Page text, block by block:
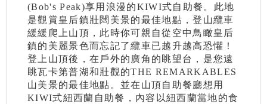
(Bob's Peak)享用浪漫的KIWI式自助餐。此地
是觀賞皇后鎮壯闊美景的最佳地點，登山纜車
緩緩爬上山頂，此時你可親自從空中鳥瞰皇后
鎮的美麗景色而忘記了纜車已越升越高恐懼！
登上山頂後，在戶外的廣角的眺望台，是您遠
眺瓦卡第普湖和壯觀的THE REMARKABLES
山美景的最佳地點。並在山頂自助餐廳想用
KIWI式紐西蘭自助餐，內容以紐西蘭當地的食